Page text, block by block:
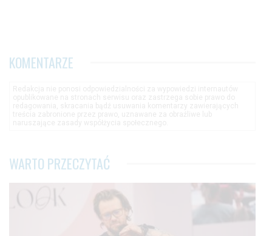
KOMENTARZE
WARTO PRZECZYTAĆ